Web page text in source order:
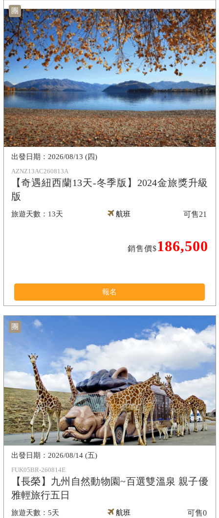
團
AZNZ13AC260813A
【奇遇紐西蘭13天-冬季版】2024金旅獎升級
版
13天
2026/08/13 (四)
航班
銷售價$186,500
可售21
報名
團
FUK05BR-260814E
【長榮】九州自然動物園~百選雙溫泉 親子優
雅輕旅行五日
5天
2026/08/14 (五)
航班 可售0